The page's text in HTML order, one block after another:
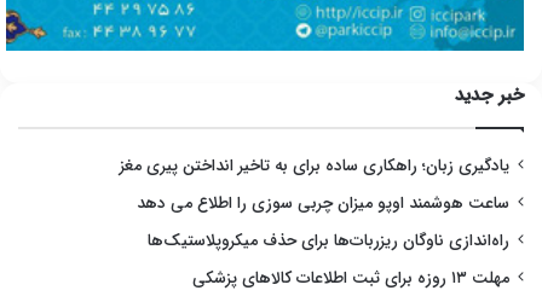
خبر جدید
یادگیری زبان؛ راهکاری ساده برای به تاخیر انداختن پیری مغز
ساعت هوشمند اوپو میزان چربی سوزی را اطلاع می دهد
راه‌اندازی ناوگان ریزربات‌ها برای حذف میکروپلاستیک‌ها
مهلت ۱۳ روزه برای ثبت اطلاعات کالاهای پزشکی